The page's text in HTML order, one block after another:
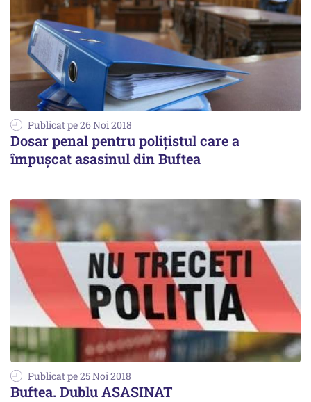
Publicat pe 26 Noi 2018
Dosar penal pentru polițistul care a
împușcat asasinul din Buftea
Publicat pe 25 Noi 2018
Buftea. Dublu ASASINAT